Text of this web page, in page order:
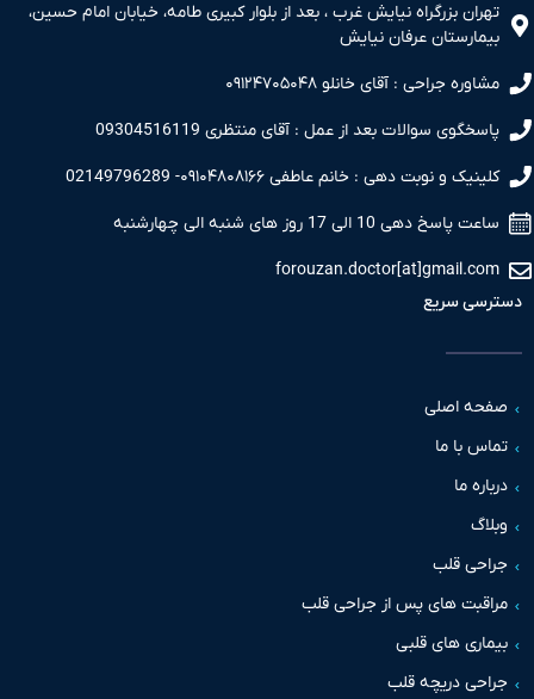
تهران بزرگراه نیایش غرب ، بعد از بلوار کبیری طامه، خیابان امام حسین،
بیمارستان عرفان نیایش
مشاوره جراحی : آقای خانلو ۰۹۱۲۴۷۰۵۰۴۸
پاسخگوی سوالات بعد از عمل : آقای منتظری 09304516119
کلینیک و نوبت دهی : خانم عاطفی ۰۹۱۰۴۸۰۸۱۶۶- 02149796289
ساعت پاسخ دهی 10 الی 17 روز های شنبه الی چهارشنبه
forouzan.doctor[at]gmail.com
دسترسی سریع
صفحه اصلی
تماس با ما
درباره ما
وبلاگ
جراحی قلب
مراقبت های پس از جراحی قلب
بیماری های قلبی
جراحی دریچه قلب